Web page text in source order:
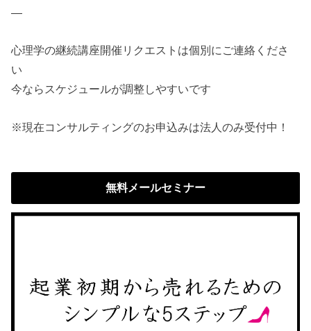
—
心理学の継続講座開催リクエストは個別にご連絡くださ
い
今ならスケジュールが調整しやすいです
※現在コンサルティングのお申込みは法人のみ受付中！
無料メールセミナー